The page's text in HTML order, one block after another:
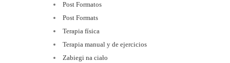
Post Formatos
Post Formats
Terapia física
Terapia manual y de ejercicios
Zabiegi na ciało